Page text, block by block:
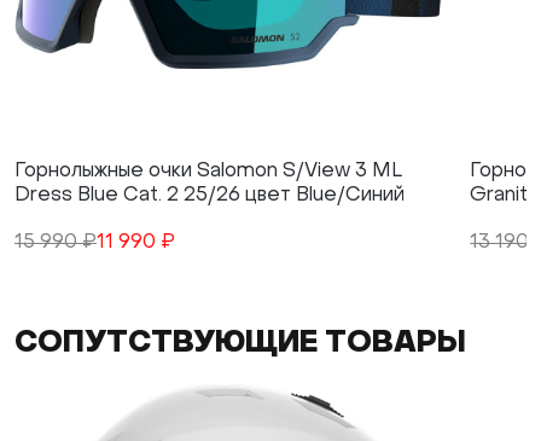
Горнолыжные очки Salomon S/View 3 ML
Dress Blue Cat. 2 25/26 цвет Blue/Синий
15 990 ₽11 990 ₽ 13 190
СОПУТСТВУЮЩИЕ ТОВАРЫ